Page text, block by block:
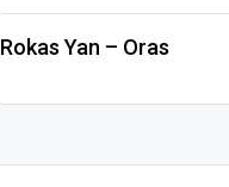
Rokas Yan – Oras